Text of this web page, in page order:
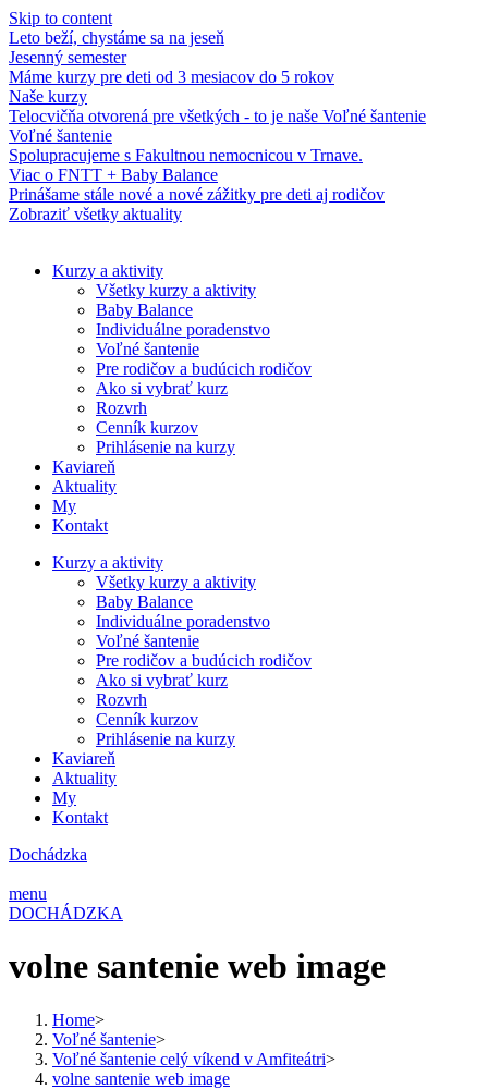
Skip to content
Leto beží, chystáme sa na jeseň
Jesenný semester
Máme kurzy pre deti od 3 mesiacov do 5 rokov
Naše kurzy
Telocvičňa otvorená pre všetkých - to je naše Voľné šantenie
Voľné šantenie
Spolupracujeme s Fakultnou nemocnicou v Trnave.
Viac o FNTT + Baby Balance
Prinášame stále nové a nové zážitky pre deti aj rodičov
Zobraziť všetky aktuality
Kurzy a aktivity
Všetky kurzy a aktivity
Baby Balance
Individuálne poradenstvo
Voľné šantenie
Pre rodičov a budúcich rodičov
Ako si vybrať kurz
Rozvrh
Cenník kurzov
Prihlásenie na kurzy
Kaviareň
Aktuality
My
Kontakt
Kurzy a aktivity
Všetky kurzy a aktivity
Baby Balance
Individuálne poradenstvo
Voľné šantenie
Pre rodičov a budúcich rodičov
Ako si vybrať kurz
Rozvrh
Cenník kurzov
Prihlásenie na kurzy
Kaviareň
Aktuality
My
Kontakt
Dochádzka
menu
DOCHÁDZKA
volne santenie web image
Home>
Voľné šantenie>
Voľné šantenie celý víkend v Amfiteátri>
volne santenie web image